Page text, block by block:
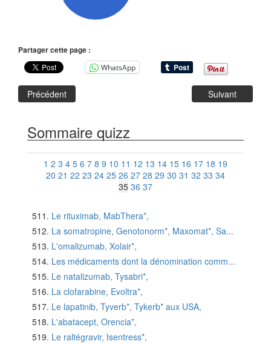
Partager cette page :
WhatsApp
Précédent Suivant
Sommaire quizz
1 2 3 4 5 6 7 8 9 10 11 12 13 14 15 16 17 18 19
20 21 22 23 24 25 26 27 28 29 30 31 32 33 34
35 36 37
Le rituximab, MabThera*,
La somatropine, Genotonorm*, Maxomat*, Sa...
L'omalizumab, Xolair*,
Les médicaments dont la dénomination comm...
Le natalizumab, Tysabri*,
La clofarabine, Evoltra*,
Le lapatinib, Tyverb*, Tykerb* aux USA,
L'abatacept, Orencia*,
Le raltégravir, Isentress*,